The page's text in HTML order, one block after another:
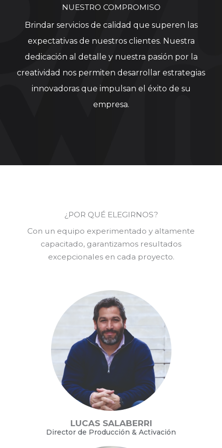
NUESTRO COMPROMISO
Brindar servicios de calidad que superen las
expectativas de nuestros clientes. Nuestra
dedicación al detalle y nuestra pasión por la
creatividad nos permiten desarrollar estrategias
innovadoras que impulsan el éxito de su
empresa.
¿POR QUÉ ELEGIRNOS?
Con un equipo experimentado y altamente
capacitado, garantizamos resultados
excepcionales en cada proyecto.
LUCAS SALABERRI
Director de Producción & Activación